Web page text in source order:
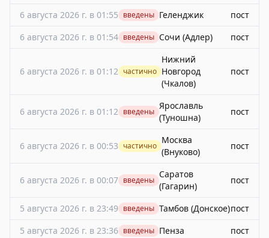
6 августа 2026 г. в 01:55 введены Геленджик
пост
6 августа 2026 г. в 01:54 введены Сочи (Адлер) пост
6 августа 2026 г. в 01:12 частично
Нижний
Новгород
(Чкалов)
пост
6 августа 2026 г. в 01:12 введены
Ярославль
(Туношна)
пост
6 августа 2026 г. в 00:53 частично
Москва
(Внуково)
пост
6 августа 2026 г. в 00:07 введены
Саратов
(Гагарин)
пост
5 августа 2026 г. в 23:49 введены Тамбов (Донское)пост
5 августа 2026 г. в 23:36 введены Пенза
пост